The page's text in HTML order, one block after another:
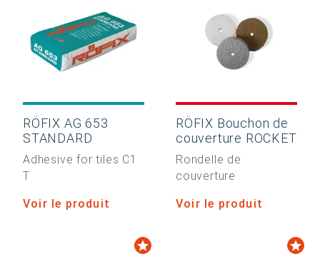
RÖFIX AG 653
STANDARD
Adhesive for tiles C1
T
Voir le produit
RÖFIX Bouchon de
couverture ROCKET
Rondelle de
couverture
Voir le produit